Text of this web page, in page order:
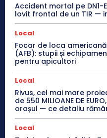
Accident mortal pe
lovit frontal de un TIR —
Local
Focar de loca
(AFB): stupii și
pentru apicultori
Local
Rivus, cel mai mare
de 550 MILIOANE DE
orașul — ce detaliu
Local